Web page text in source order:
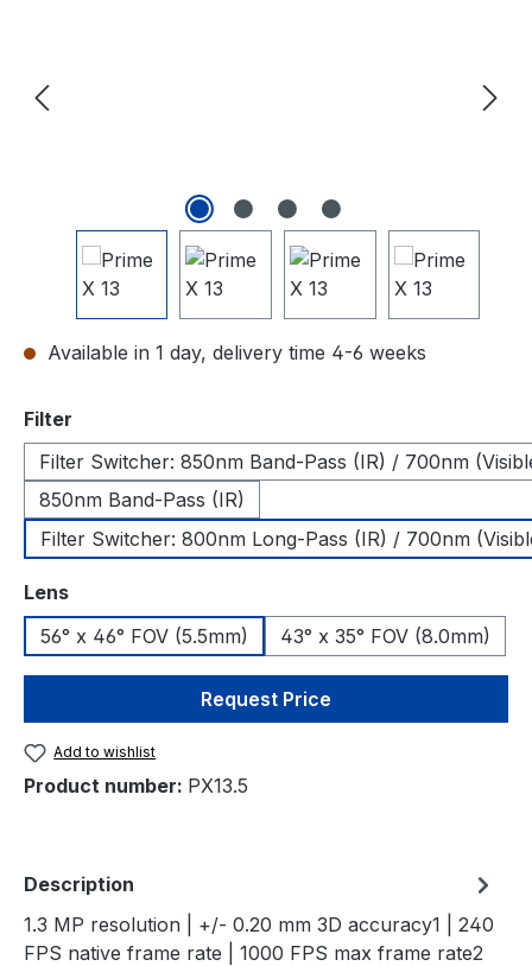
Available in 1 day, delivery time 4-6 weeks
Select
Filter
Filter Switcher: 850nm Band-Pass (IR) / 700nm
850nm Band-Pass (IR)
Filter Switcher: 800nm Long-Pass (IR) / 700nm
Select
Lens
56° x 46° FOV (5.5mm)
43° x 35° FOV (8.0mm)
Request Price
Add to wishlist
Product number: PX13.5
Description
1.3 MP resolution | +/- 0.20 mm 3D accuracy1 | 240
FPS native frame rate | 1000 FPS max frame rate2